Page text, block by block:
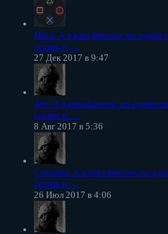
Иван: А я взял фантом, но админ
сервак и......
27 Дек 2017 в 9:47
den: А я взял фантом, но админ
сервак и......
8 Авг 2017 в 5:36
Счастья: А я взял фантом, но
сервак и......
26 Июл 2017 в 4:06